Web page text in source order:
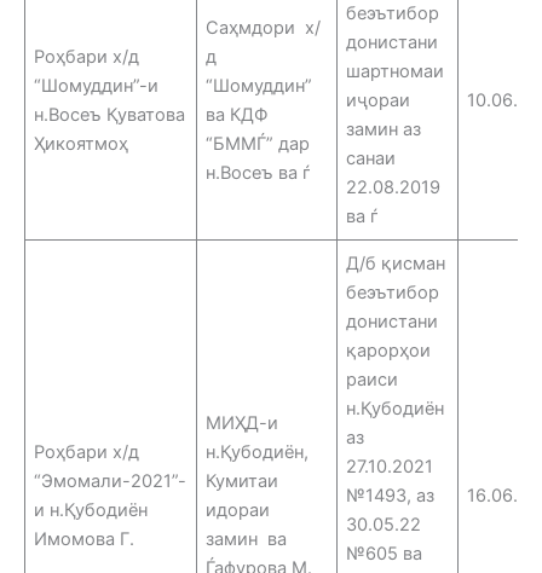
Роҳбари х/д
“Шомуддин”-и
н.Восеъ Қуватова
Ҳикоятмоҳ
Саҳмдори х/
д
“Шомуддин”
ва КДФ
“БММЃ” дар
н.Восеъ ва ѓ
беэътибор
донистани
шартномаи
иҷораи
замин аз
санаи
22.08.2019
ва ѓ
10.06.25
Роҳбари х/д
“Эмомали-2021”-
и н.Қубодиён
Имомова Г.
МИҲД-и
н.Қубодиён,
Кумитаи
идораи
замин ва
Ѓафурова М.
Д/б қисман
беэътибор
донистани
қарорҳои
раиси
н.Қубодиён
аз
27.10.2021
№1493, аз
30.05.22
№605 ва
16.06.25